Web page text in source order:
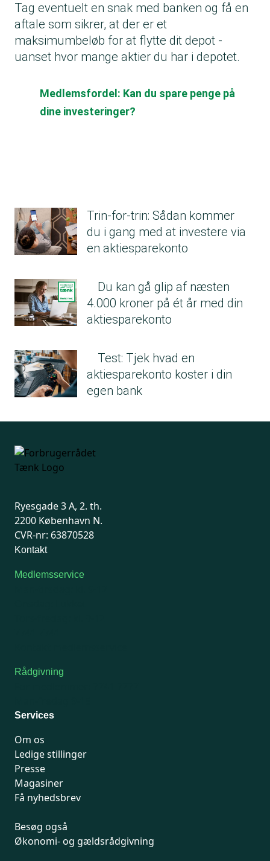
Tag eventuelt en snak med banken og få en
aftale som sikrer, at der er et
maksimumbeløb for at flytte dit depot -
uanset hvor mange aktier du har i depotet.
Medlemsfordel: Kan du spare penge på
dine investeringer?
Trin-for-trin: Sådan kommer
du i gang med at investere via
en aktiesparekonto
Du kan gå glip af næsten
4.000 kroner på ét år med din
aktiesparekonto
Test: Tjek hvad en
aktiesparekonto koster i din
egen bank
Ryesgade 3 A, 2. th.
2200 København N.
CVR-nr: 63870528
Kontakt
Medlemsservice
Rådgivning
Services
Om os
Ledige stillinger
Presse
Magasiner
Få nyhedsbrev
Besøg også
Økonomi- og gældsrådgivning